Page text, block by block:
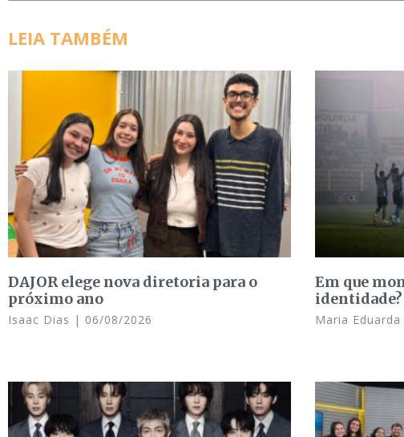
LEIA TAMBÉM
DAJOR elege nova diretoria para o
próximo ano
Isaac Dias 06/08/2026
Em que
identidade?
Maria